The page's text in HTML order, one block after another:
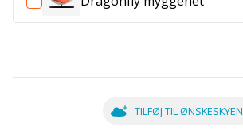
TILFØJ TIL ØNSKESKYEN